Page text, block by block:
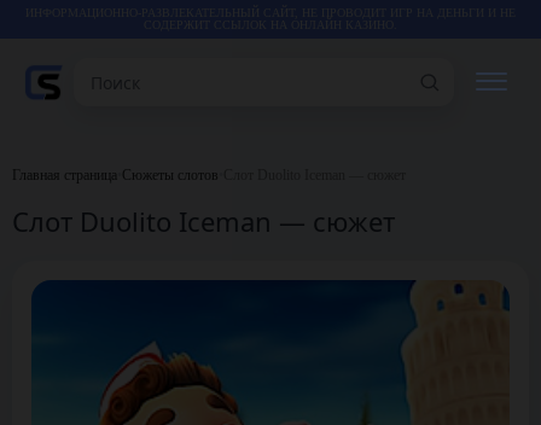
СОДЕРЖИТ ССЫЛОК НА ОНЛАЙН КАЗИНО.
КАЗИНО
Главная страница Сюжеты слотов
Слот Duolito Iceman — сюжет